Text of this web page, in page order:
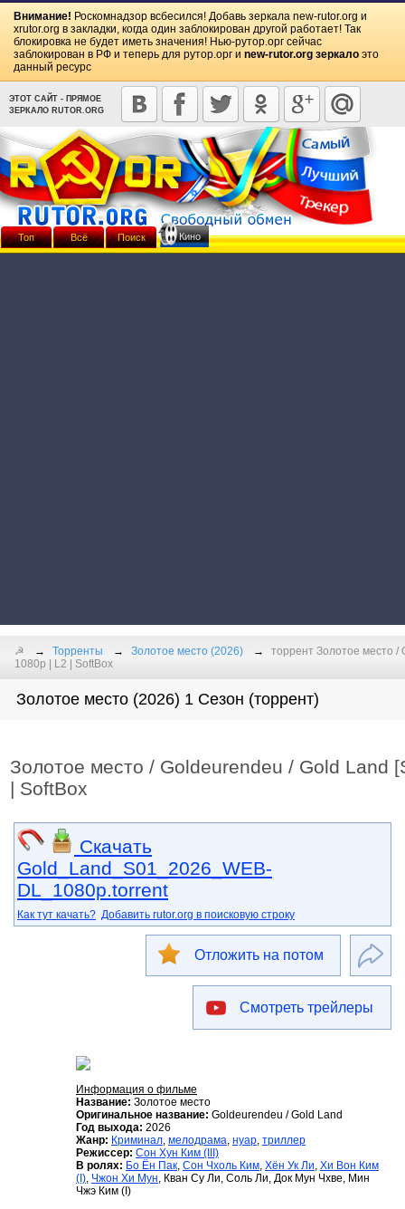
Внимание! Роскомнадзор всбесился! Добавь зеркала new-rutor.org и
xrutor.org в закладки, когда один заблокирован другой работает! Так
блокировка не будет иметь значения! Нью-рутор.орг сейчас
заблокирован в РФ и теперь для рутор.орг и new-rutor.org зеркало это
данный ресурс
ЭТОТ САЙТ - ПРЯМОЕ
ЗЕРКАЛО RUTOR.ORG
☭ Торренты Золотое место (2026)
торрент Золотое место /
1080p | L2 | SoftBox
Золотое место (2026) 1 Сезон (торрент)
Золотое место / Goldeurendeu / Gold Land
| SoftBox
Скачать
Gold_Land_S01_2026_WEB-
DL_1080p.torrent
Как тут качать? Добавить rutor.org в поисковую строку
Отложить на потом
Смотреть трейлеры
Информация о фильме
Название: Золотое место
Оригинальное название: Goldeurendeu / Gold Land
Год выхода: 2026
Жанр: Криминал, мелодрама, нуар, триллер
Режиссер: Сон Хун Ким (III)
В ролях: Бо Ён Пак, Сон Чхоль Ким, Хён Ук Ли, Хи Вон Ким
(I), Чжон Хи Мун, Кван Су Ли, Соль Ли, Док Мун Чхве, Мин
Чжэ Ким (I)